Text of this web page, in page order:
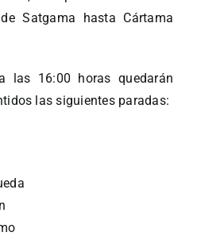
Satgama hasta Cártama
las 16:00 horas quedarán
las siguientes paradas: